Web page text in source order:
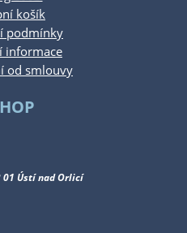
košík
podmínky
informace
od smlouvy
01 Ústí nad Orlicí